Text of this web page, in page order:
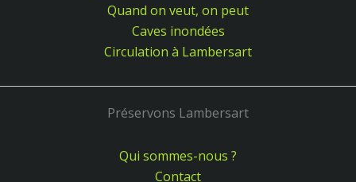
Quand on veut, on peut
Caves inondées
Circulation à Lambersart
Préservons Lambersart
Qui sommes-nous ?
Contact